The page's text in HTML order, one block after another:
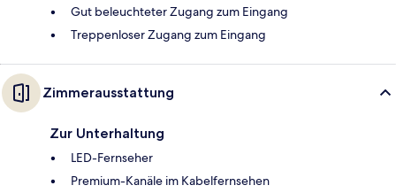
Gut beleuchteter Zugang zum Eingang
Treppenloser Zugang zum Eingang
Zimmerausstattung
Zur Unterhaltung
LED-Fernseher
Premium-Kanäle im Kabelfernsehen